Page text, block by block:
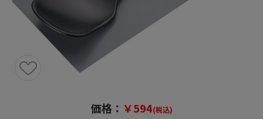
価格： ￥594(税込)